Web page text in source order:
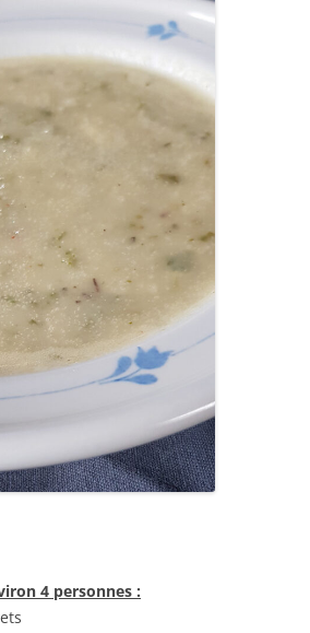
4 personnes :